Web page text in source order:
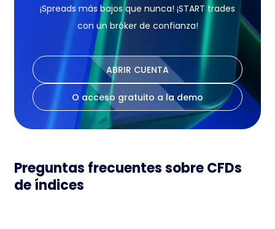
¡Spreads más bajos que nunca! ¡START trades
con un bróker de confianza!
ABRIR CUENTA
O acceso gratuito a la demo
Preguntas frecuentes sobre CFDs
de índices